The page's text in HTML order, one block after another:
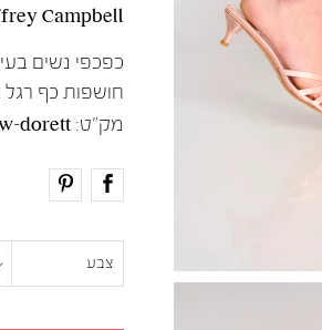
Campbell.
כפכפי נשים
חושפות כף רגל
מק"ט: dorett
צבע